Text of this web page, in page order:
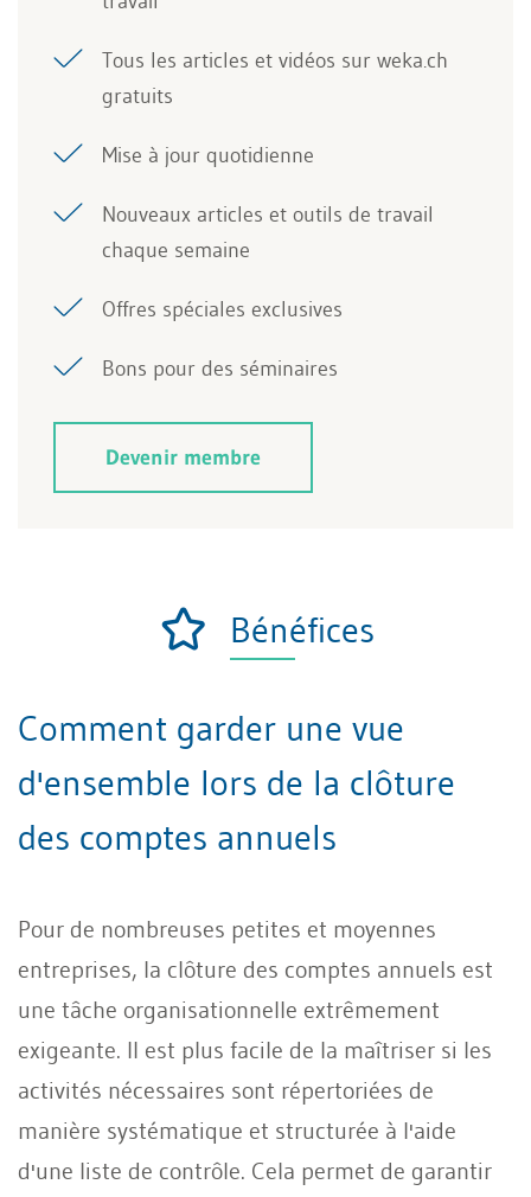
Tous les articles et vidéos sur weka.ch
gratuits
Mise à jour quotidienne
Nouveaux articles et outils de travail
chaque semaine
Offres spéciales exclusives
Bons pour des séminaires
Devenir membre
Bénéfices
Comment garder une vue
d'ensemble lors de la clôture
des comptes annuels
Pour de nombreuses petites et moyennes
entreprises, la clôture des comptes annuels est
une tâche organisationnelle extrêmement
exigeante. Il est plus facile de la maîtriser si les
activités nécessaires sont répertoriées de
manière systématique et structurée à l'aide
d'une liste de contrôle. Cela permet de garantir